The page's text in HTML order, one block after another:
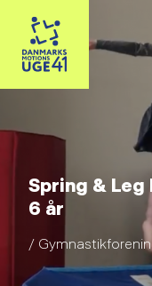
Spring &
6 år
/